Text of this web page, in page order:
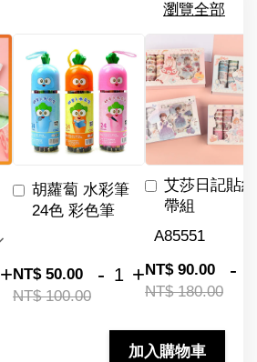
瀏覽全部
+
胡蘿蔔 水彩筆
24色 彩色筆
NT$ 50.00
NT$ 100.00
- +
艾莎日記貼
帶組
NT$ 90.00
NT$ 180.00
-
加入購物車